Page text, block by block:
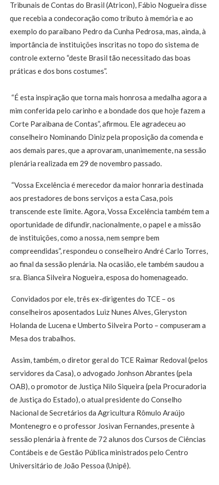
Tribunais de Contas do Brasil (Atricon), Fábio Nogueira disse
que recebia a condecoração como tributo à memória e ao
exemplo do paraibano Pedro da Cunha Pedrosa, mas, ainda, à
importância de instituições inscritas no topo do sistema de
controle externo “deste Brasil tão necessitado das boas
práticas e dos bons costumes”.
“É esta inspiração que torna mais honrosa a medalha agora a
mim conferida pelo carinho e a bondade dos que hoje fazem a
Corte Paraibana de Contas”, afirmou. Ele agradeceu ao
conselheiro Nominando Diniz pela proposição da comenda e
aos demais pares, que a aprovaram, unanimemente, na sessão
plenária realizada em 29 de novembro passado.
“Vossa Excelência é merecedor da maior honraria destinada
aos prestadores de bons serviços a esta Casa, pois
transcende este limite. Agora, Vossa Excelência também tem a
oportunidade de difundir, nacionalmente, o papel e a missão
de instituições, como a nossa, nem sempre bem
compreendidas”, respondeu o conselheiro André Carlo Torres,
ao final da sessão plenária. Na ocasião, ele também saudou a
sra. Bianca Silveira Nogueira, esposa do homenageado.
Convidados por ele, três ex-dirigentes do TCE – os
conselheiros aposentados Luiz Nunes Alves, Gleryston
Holanda de Lucena e Umberto Silveira Porto – compuseram a
Mesa dos trabalhos.
Assim, também, o diretor geral do TCE Raimar Redoval (pelos
servidores da Casa), o advogado Jonhson Abrantes (pela
OAB), o promotor de Justiça Nilo Siqueira (pela Procuradoria
de Justiça do Estado), o atual presidente do Conselho
Nacional de Secretários da Agricultura Rômulo Araújo
Montenegro e o professor Josivan Fernandes, presente à
sessão plenária à frente de 72 alunos dos Cursos de Ciências
Contábeis e de Gestão Pública ministrados pelo Centro
Universitário de João Pessoa (Unipê).